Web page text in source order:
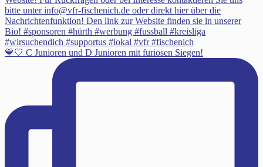
💙🤍 C Junioren und D Junioren mit furiosen Siegen!